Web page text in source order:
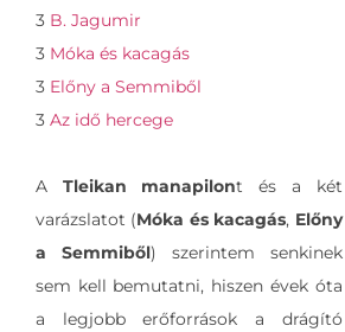
3 B. Jagumir
3 Móka és kacagás
3 Előny a Semmiből
3 Az idő hercege
A Tleikan manapilont és a két
varázslatot (Móka és kacagás, Előny
a Semmiből) szerintem senkinek
sem kell bemutatni, hiszen évek óta
a legjobb erőforrások a drágító